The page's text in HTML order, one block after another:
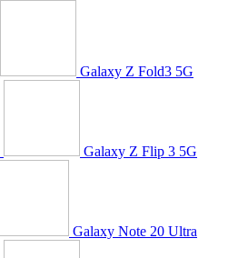
Galaxy Z Fold3 5G
Galaxy Z Flip 3 5G
Galaxy Note 20 Ultra